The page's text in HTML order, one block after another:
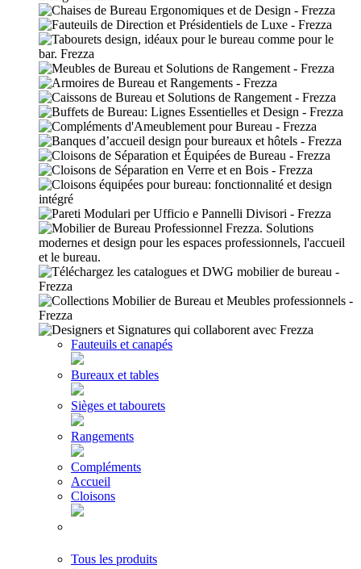
Fauteuils et canapés
Bureaux et tables
Sièges et tabourets
Rangements
Compléments
Accueil
Cloisons
Tous les produits